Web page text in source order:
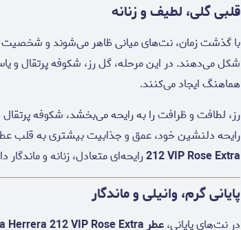
قلبی گلی، لطیف و زنانه
با گذشت زمان، نت‌های میانی ظاهر می‌شوند و
شکل می‌دهند. در این مرحله، گل رز، شکوفه پرتقال و
هماهنگ ایجاد می‌کنند.
رز، لطافت و ظرافت را به رایحه می‌بخشد، شکوفه
رایحه دلنشین خود، عمق و جذابیت بیشتری به قلب
212 VIP Rose Extraرایحه‌ای متعادل، زنانه و
پایانی گرم، وانیلی و ماندگار
در نت‌های پایانی،عطر Carolina Herrera 212 VIP Rose Extra